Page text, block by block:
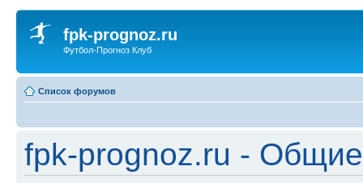
fpk-prognoz.ru
Футбол-Прогноз Клуб
Список форумов
fpk-prognoz.ru -